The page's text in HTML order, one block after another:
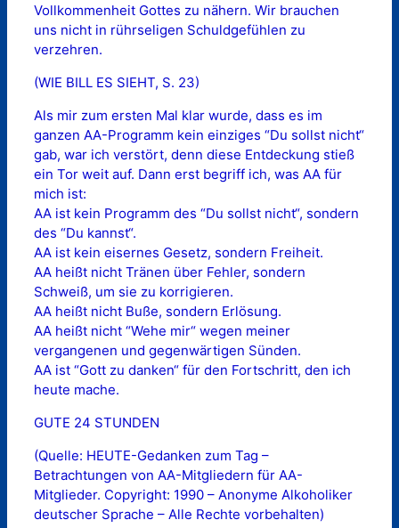
Vollkommenheit Gottes zu nähern. Wir brauchen
uns nicht in rührseligen Schuldgefühlen zu
verzehren.
(WIE BILL ES SIEHT, S. 23)
Als mir zum ersten Mal klar wurde, dass es im
ganzen AA-Programm kein einziges “Du sollst nicht“
gab, war ich verstört, denn diese Entdeckung stieß
ein Tor weit auf. Dann erst begriff ich, was AA für
mich ist:
AA ist kein Programm des “Du sollst nicht“, sondern
des “Du kannst“.
AA ist kein eisernes Gesetz, sondern Freiheit.
AA heißt nicht Tränen über Fehler, sondern
Schweiß, um sie zu korrigieren.
AA heißt nicht Buße, sondern Erlösung.
AA heißt nicht “Wehe mir“ wegen meiner
vergangenen und gegenwärtigen Sünden.
AA ist “Gott zu danken“ für den Fortschritt, den ich
heute mache.
GUTE 24 STUNDEN
(Quelle: HEUTE-Gedanken zum Tag –
Betrachtungen von AA-Mitgliedern für AA-
Mitglieder. Copyright: 1990 – Anonyme Alkoholiker
deutscher Sprache – Alle Rechte vorbehalten)